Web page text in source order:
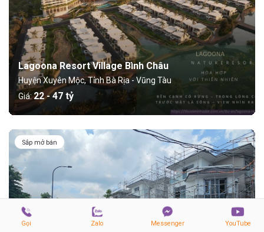
Lagoona Resort Village Bình Châu
Huyện Xuyên Mộc, Tỉnh Bà Rịa - Vũng Tàu
Giá:22 - 47 tỷ
Sắp mở bán
Gọi Zalo Messenger YouTube